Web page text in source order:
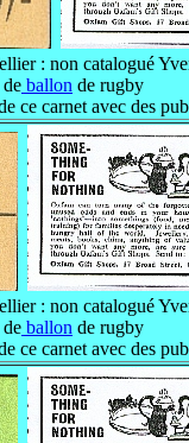
: non catalogué
ballon de rugby
ce carnet avec des
: non catalogué
ballon de rugby
ce carnet avec des